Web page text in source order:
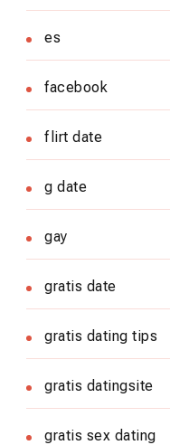
es
facebook
flirt date
g date
gay
gratis date
gratis dating tips
gratis datingsite
gratis sex dating